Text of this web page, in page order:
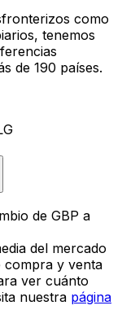
como
tenemos
de 190 países.
de GBP a
del mercado
compra y venta
ver cuánto
nuestra página